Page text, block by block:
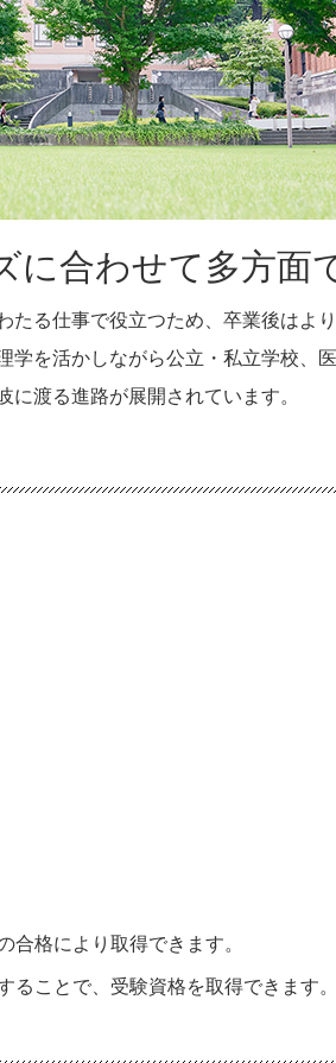
に合わせて多方面
たる仕事で役立つため、卒業後はよ
学を活かしながら公立・私立学校、
に渡る進路が展開されています。
合格により取得できます。
ことで、受験資格を取得できます。